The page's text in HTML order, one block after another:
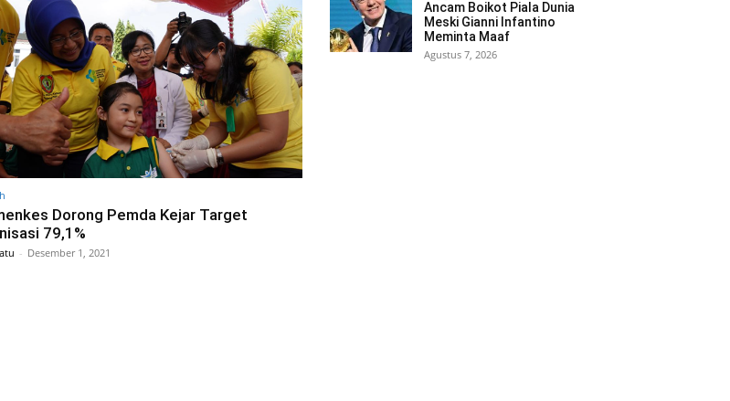
Dorong Pemda Kejar Target
79,1%
- Desember 1, 2021
Ancam Boikot Piala Dunia
Meski Gianni Infantino
Meminta Maaf
Agustus 7, 2026